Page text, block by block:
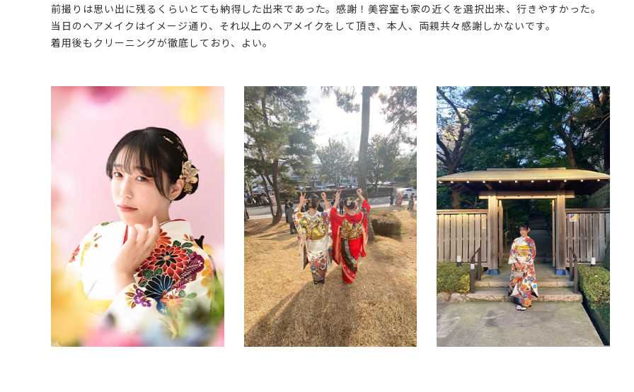
前撮りは思い出に残るくらいとても納得した出来であった。感謝！美容室も家の近くを選択出来、行きやすかった。
当日のヘアメイクはイメージ通り、それ以上のヘアメイクをして頂き、本人、両親共々感謝しかないです。
着用後もクリーニングが徹底しており、よい。